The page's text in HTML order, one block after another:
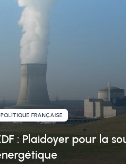
POLITIQUE FRANÇAISE
: Plaidoyer pour la